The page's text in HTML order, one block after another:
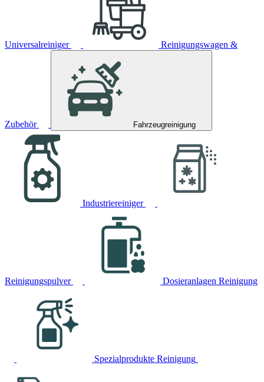
Universalreiniger Reinigungswagen &
Zubehör Fahrzeugreinigung
Industriereiniger
Reinigungspulver Dosieranlagen Reinigung
Spezialprodukte Reinigung